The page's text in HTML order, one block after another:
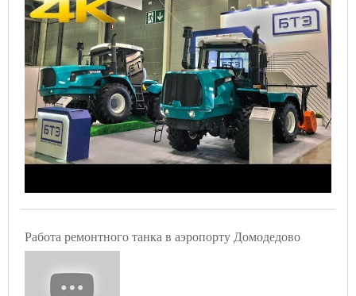
Работа ремонтного танка в аэропорту Домодедово